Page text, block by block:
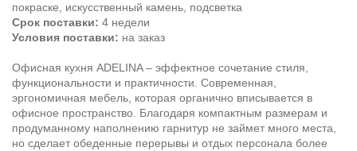
покраске, искусственный камень, подсветка
Срок поставки: 4 недели
Условия поставки: на заказ
Офисная кухня ADELINA – эффектное сочетание стиля,
функциональности и практичности. Современная,
эргономичная мебель, которая органично вписывается в
офисное пространство. Благодаря компактным размерам и
продуманному наполнению гарнитур не займет много места,
но сделает обеденные перерывы и отдых персонала более